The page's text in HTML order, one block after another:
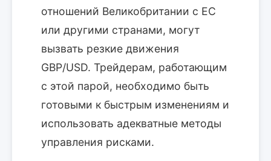
отношений Великобритании с ЕС
или другими странами, могут
вызвать резкие движения
GBP/USD. Трейдерам, работающим
с этой парой, необходимо быть
готовыми к быстрым изменениям и
использовать адекватные методы
управления рисками.